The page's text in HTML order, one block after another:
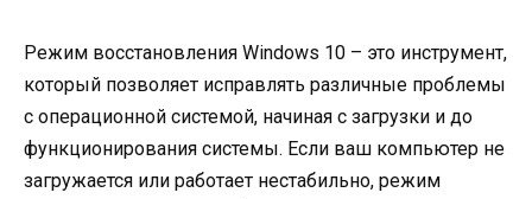
Режим восстановления Windows 10 – это инструмент,
который позволяет исправлять различные проблемы
с операционной системой, начиная с загрузки и до
функционирования системы. Если ваш компьютер не
загружается или работает нестабильно, режим